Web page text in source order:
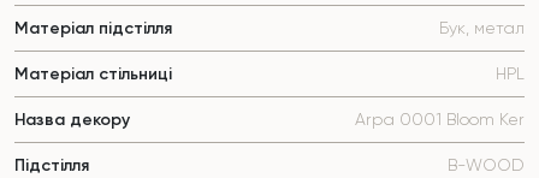
Матеріал підстілля Бук, метал
Матеріал стільниці HPL
Назва декору Arpa 0001 Bloom Ker
Підстілля B-WOOD